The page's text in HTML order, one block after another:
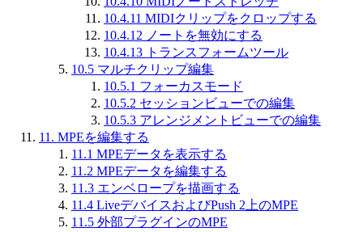
10.4.11 MIDIクリップをクロップする
10.4.12 ノートを無効にする
10.4.13 トランスフォームツール
10.5 マルチクリップ編集
10.5.1 フォーカスモード
10.5.2 セッションビューでの編集
10.5.3 アレンジメントビューでの編集
11. MPEを編集する
11.1 MPEデータを表示する
11.2 MPEデータを編集する
11.3 エンベロープを描画する
11.4 LiveデバイスおよびPush 2上のMPE
11.5 外部プラグインのMPE